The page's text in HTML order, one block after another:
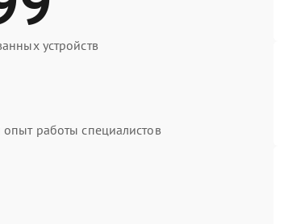
устройств
работы специалистов